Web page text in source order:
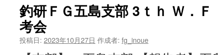
釣研ＦＧ五島支部 3ｔｈ Ｗ．
考会
投稿日: 2023年10月27日 作成者: fg_inoue